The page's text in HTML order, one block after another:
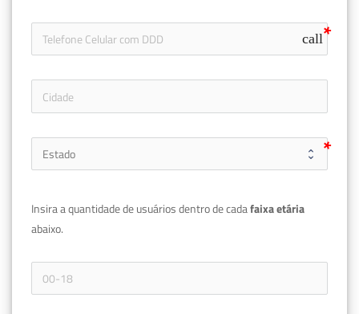
call
Insira a quantidade de usuários dentro de cada
abaixo.